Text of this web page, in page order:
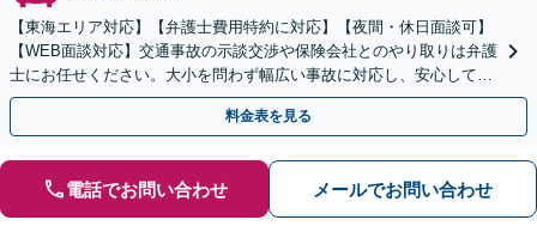
【東海エリア対応】【弁護士費用特約に対応】【夜間・休日面談可】
【WEB面談対応】交通事故の示談交渉や保険会社とのやり取りは弁護
士にお任せください。大小を問わず幅広い事故に対応し、安心して治
療に専念できるようサポートいたします。
料金表を見る
電話でお問い合わせ メールでお問い合わせ